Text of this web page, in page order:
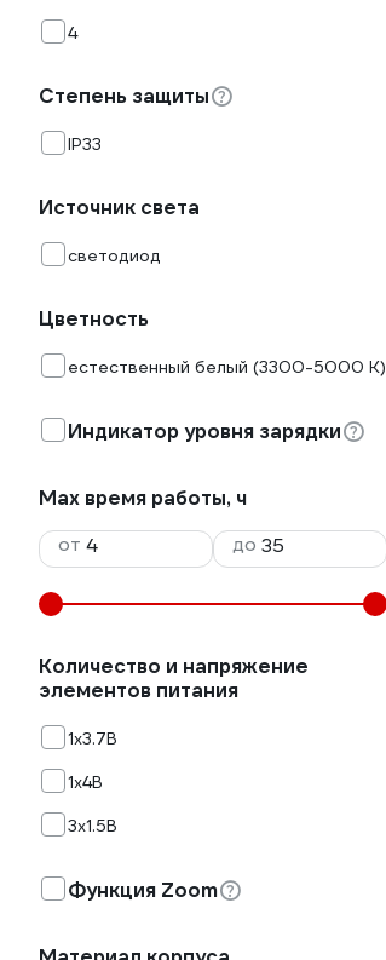
4
Степень защиты
IP33
Источник света
светодиод
Цветность
естественный белый (3300-5000 К)
Индикатор уровня зарядки
Max время работы, ч
от
до
Количество и напряжение
элементов питания
1х3.7В
1х4В
3х1.5В
Функция Zoom